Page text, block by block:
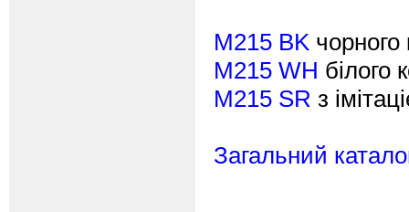
M215 BK чорного
M215 WH білого
M215 SR з
Загальний